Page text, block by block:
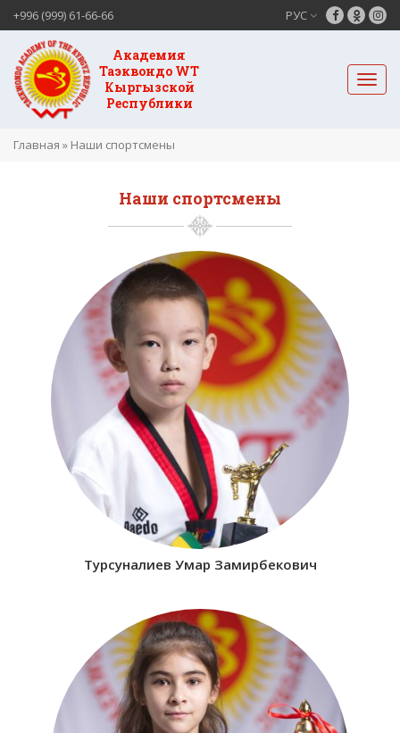
+996 (999) 61-66-66 РУС
Академия
Таэквондо WT
Кыргызской
Республики
Главная » Наши спортсмены
Наши спортсмены
Турсуналиев Умар Замирбекович